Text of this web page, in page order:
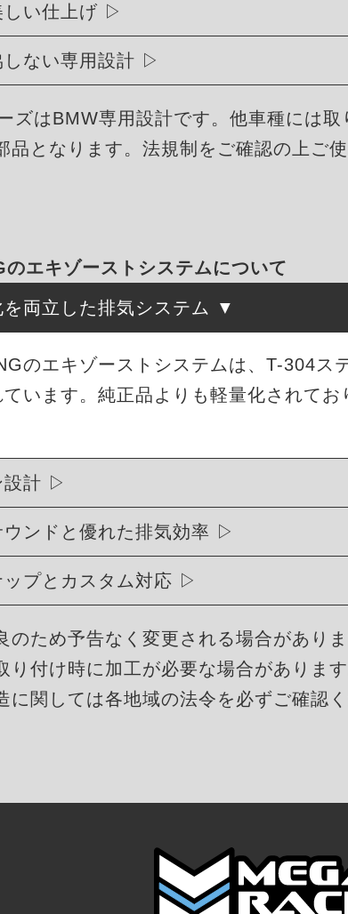
い仕上げ
ない専用設計
はBMW専用設計です。他車種には取
となります。法規制をご確認の上ご使
エキゾーストシステムについて
両立した排気システム
のエキゾーストシステムは、T-304ス
います。純正品よりも軽量化されて
計
ンドと優れた排気効率
プとカスタム対応
ため予告なく変更される場合がありま
付け時に加工が必要な場合があります
関しては各地域の法令を必ずご確認く